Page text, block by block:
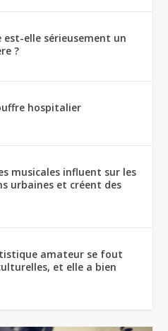
elle sérieusement un
?
hospitalier
musicales influent sur les
urbaines et créent des
amateur se fout
et elle a bien